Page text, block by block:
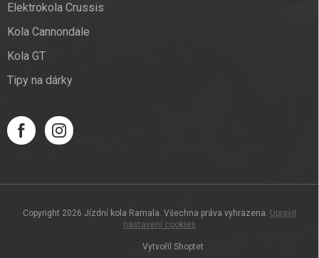
Elektrokola Crussis
Kola Cannondale
Kola GT
Tipy na dárky
Vytvořil Shoptet
Copyright 2026 Jízdní kola Ramala. Všechna práva vyhrazena. Upravit
nastavení cookies